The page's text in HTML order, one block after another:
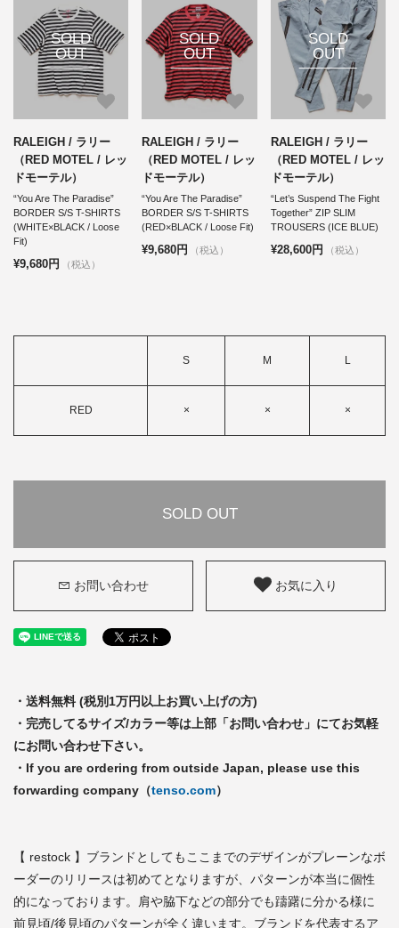
SOLD
OUT
RALEIGH / ラリー
（RED MOTEL / レッ
ドモーテル）
“You Are The Paradise”
BORDER S/S T-SHIRTS
(WHITE×BLACK / Loose
Fit)
¥9,680円 （税込）
SOLD
OUT
RALEIGH / ラリー
（RED MOTEL / レッ
ドモーテル）
“You Are The Paradise”
BORDER S/S T-SHIRTS
(RED×BLACK / Loose Fit)
¥9,680円 （税込）
SOLD
OUT
RALEIGH / ラリー
（RED MOTEL / レッ
ドモーテル）
“Let’s Suspend The Fight
Together” ZIP SLIM
TROUSERS (ICE BLUE)
¥28,600円 （税込）
S M L
RED × × ×
SOLD OUT
お問い合わせ お気に入り
・送料無料 (税別1万円以上お買い上げの方)
・完売してるサイズ/カラー等は上部「お問い合わせ」にてお気軽
にお問い合わせ下さい。
・If you are ordering from outside Japan, please use this
forwarding company（tenso.com）
【 restock 】ブランドとしてもここまでのデザインがプレーンなボ
ーダーのリリースは初めてとなりますが、パターンが本当に個性
的になっております。肩や脇下などの部分でも躊躇に分かる様に
前見頃/後見頃のパターンが全く違います。ブランドを代表するア